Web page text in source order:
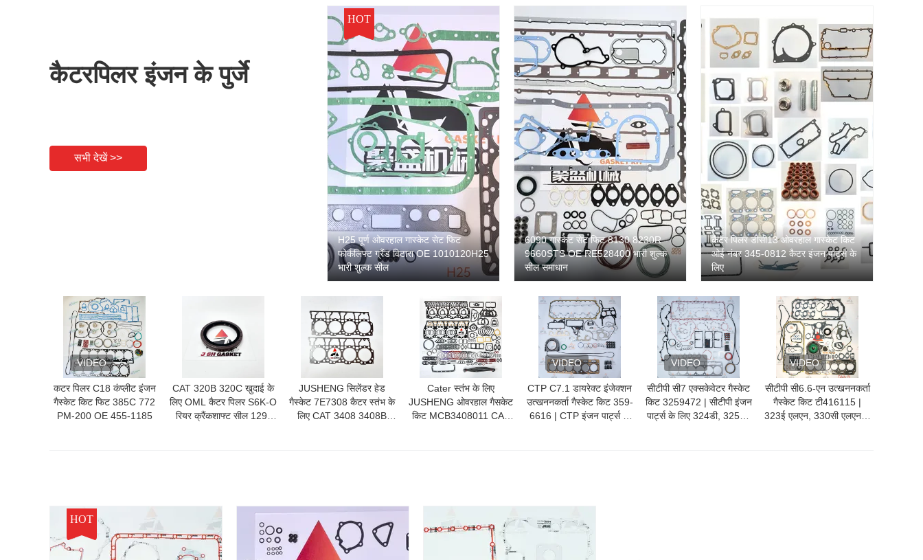
कैटरपिलर इंजन के पुर्जे
सभी देखें >>
HOT
H25 पूर्ण ओवरहाल गास्केट सेट फिट
फोर्कलिफ्ट ग्रैंड विटारा OE 1010120H25
भारी शुल्क सील
6090 गास्केट सेट फिट 8130 8230R
9660STS OE RE528400 भारी शुल्क
सील समाधान
कैटर पिलर डीसी13 ओवरहाल गास्केट किट
ओई नंबर 345-0812 कैटर इंजन पार्ट्स के
लिए
VIDEO
कटर पिलर C18 कंप्लीट इंजन
गैस्केट किट फिट 385C 772
PM-200 OE 455-1185
CAT 320B 320C खुदाई के
लिए OML कैटर पिलर S6K-O
रियर क्रैंकशाफ्ट सील 129-
JUSHENG सिलेंडर हेड
गैस्केट 7E7308 कैटर स्तंभ के
लिए CAT 3408 3408B
Cater स्तंभ के लिए
JUSHENG ओवरहाल गैसकेट
किट MCB3408011 CAT
VIDEO
CTP C7.1 डायरेक्ट इंजेक्शन
उत्खननकर्ता गैस्केट किट 359-
6616 | CTP इंजन पार्ट्स के
VIDEO
सीटीपी सी7 एक्सकेवेटर गैस्केट
किट 3259472 | सीटीपी इंजन
पार्ट्स के लिए 324डी, 325डी,
VIDEO
सीटीपी सी6.6-एन उत्खननकर्ता
गैस्केट किट टी416115 |
323ई एलएन, 330सी एलएन के
HOT